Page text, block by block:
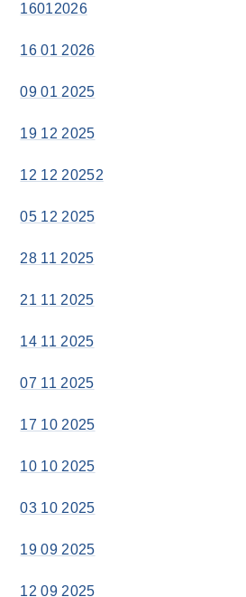
16012026
16 01 2026
09 01 2025
19 12 2025
12 12 20252
05 12 2025
28 11 2025
21 11 2025
14 11 2025
07 11 2025
17 10 2025
10 10 2025
03 10 2025
19 09 2025
12 09 2025